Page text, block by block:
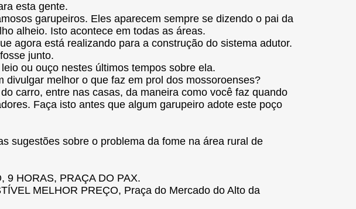
esta gente.
garupeiros. Eles aparecem sempre se dizendo o pai da
alheio. Isto acontece em todas as áreas.
agora está realizando para a construção do sistema adutor.
junto.
ou ouço nestes últimos tempos sobre ela.
melhor o que faz em prol dos mossoroenses?
carro, entre nas casas, da maneira como você faz quando
Faça isto antes que algum garupeiro adote este poço
sugestões sobre o problema da fome na área rural de
9 HORAS, PRAÇA DO PAX.
MELHOR PREÇO, Praça do Mercado do Alto da